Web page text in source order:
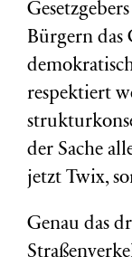
Bürgern das
respektiert
der Sache
jetzt Twix,
Genau das